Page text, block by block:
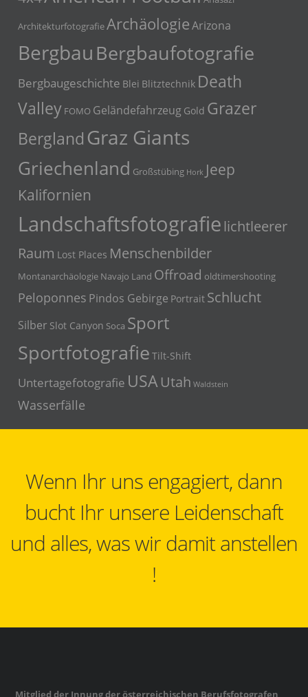
ArchitekturfotografieArchäologieArizona
BergbauBergbaufotografie
Bergbaugeschichte Blei Blitztechnik Death
Valley FOMO Geländefahrzeug Gold Grazer
Bergland Graz Giants
Griechenland Großstübing Hork Jeep
Kalifornien
Landschaftsfotografie lichtleerer
Raum Lost Places Menschenbilder
Montanarchäologie Navajo Land Offroad oldtimershooting
Peloponnes Pindos Gebirge Portrait Schlucht
Silber Slot Canyon Soca Sport
Sportfotografie Tilt-Shift
Untertagefotografie USAUtah Waldstein
Wasserfälle
Wenn Ihr uns engagiert, dann
bucht Ihr unsere Leidenschaft
und alles, was wir damit anstellen
!
Mitglied der Innung der österreichischen Berufsfotografen